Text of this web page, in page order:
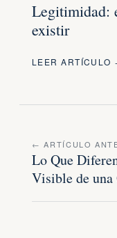
Legitimidad:
existir
LEER ARTÍCULO
← ARTÍCULO
Lo Que
Visible de